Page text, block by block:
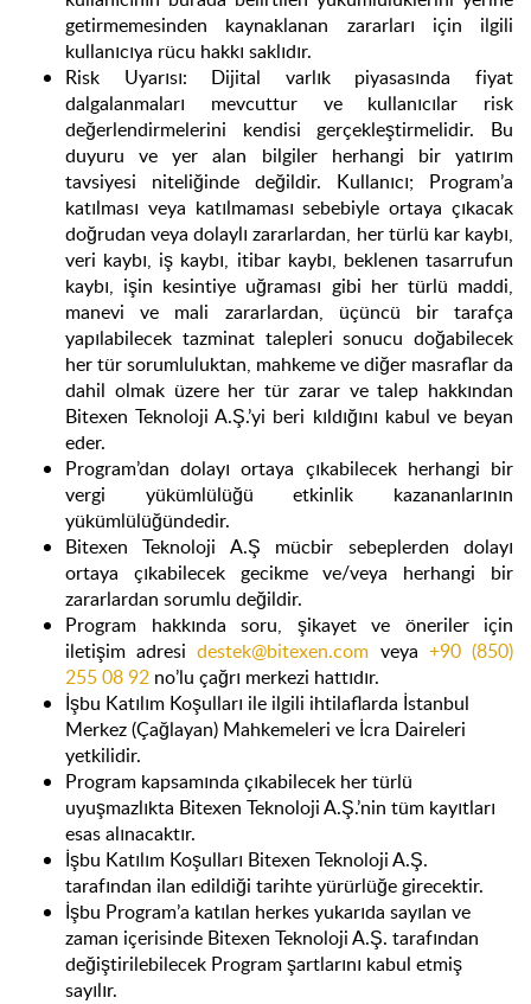
getirmemesinden kaynaklanan zararları için ilgili
kullanıcıya rücu hakkı saklıdır.
Risk Uyarısı: Dijital varlık piyasasında fiyat
dalgalanmaları mevcuttur ve kullanıcılar risk
değerlendirmelerini kendisi gerçekleştirmelidir. Bu
duyuru ve yer alan bilgiler herhangi bir yatırım
tavsiyesi niteliğinde değildir. Kullanıcı; Program’a
katılması veya katılmaması sebebiyle ortaya çıkacak
doğrudan veya dolaylı zararlardan, her türlü kar kaybı,
veri kaybı, iş kaybı, itibar kaybı, beklenen tasarrufun
kaybı, işin kesintiye uğraması gibi her türlü maddi,
manevi ve mali zararlardan, üçüncü bir tarafça
yapılabilecek tazminat talepleri sonucu doğabilecek
her tür sorumluluktan, mahkeme ve diğer masraflar da
dahil olmak üzere her tür zarar ve talep hakkından
Bitexen Teknoloji A.Ş.’yi beri kıldığını kabul ve beyan
eder.
Program’dan dolayı ortaya çıkabilecek herhangi bir
vergi yükümlülüğü etkinlik kazananlarının
yükümlülüğündedir.
Bitexen Teknoloji A.Ş mücbir sebeplerden dolayı
ortaya çıkabilecek gecikme ve/veya herhangi bir
zararlardan sorumlu değildir.
Program hakkında soru, şikayet ve öneriler için
iletişim adresidestek@bitexen.com veya +90 (850)
255 08 92 no’lu çağrı merkezi hattıdır.
İşbu Katılım Koşulları ile ilgili ihtilaflarda İstanbul
Merkez (Çağlayan) Mahkemeleri ve İcra Daireleri
yetkilidir.
Program kapsamında çıkabilecek her türlü
uyuşmazlıkta Bitexen Teknoloji A.Ş.’nin tüm kayıtları
esas alınacaktır.
İşbu Katılım Koşulları Bitexen Teknoloji A.Ş.
tarafından ilan edildiği tarihte yürürlüğe girecektir.
İşbu Program’a katılan herkes yukarıda sayılan ve
zaman içerisinde Bitexen Teknoloji A.Ş. tarafından
değiştirilebilecek Program şartlarını kabul etmiş
sayılır.